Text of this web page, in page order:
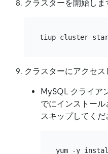
クラスターを開始しま
クラスターにアクセス
MySQL クライア
でにインストー
スキップしてくだ